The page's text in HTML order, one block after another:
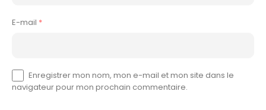
E-mail *
Enregistrer mon nom, mon e-mail et mon site dans le
navigateur pour mon prochain commentaire.